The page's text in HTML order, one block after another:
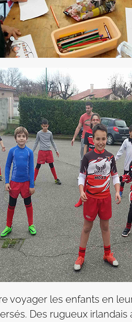
voyager les enfants en
Des rugueux